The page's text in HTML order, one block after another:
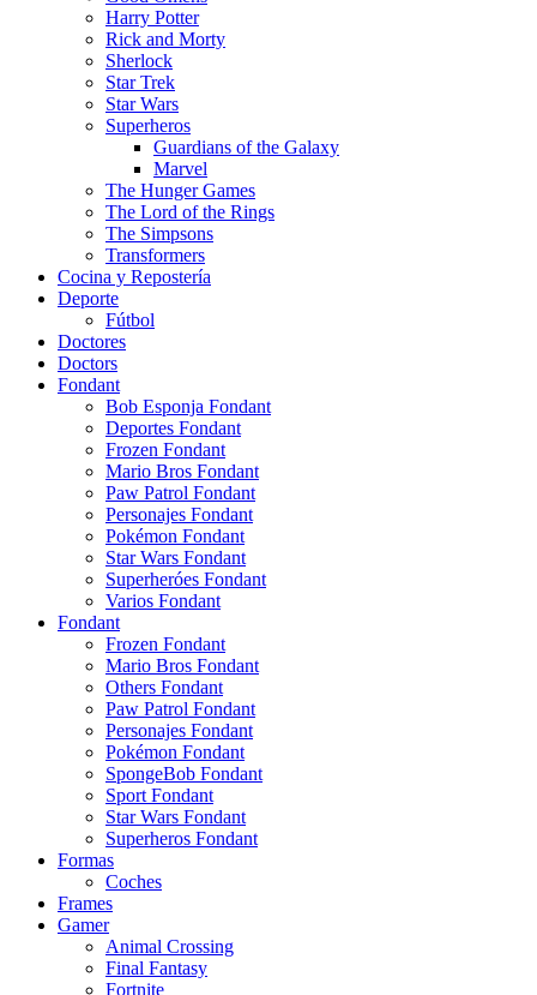
Harry Potter
Rick and Morty
Sherlock
Star Trek
Star Wars
Superheros
Guardians of the Galaxy
Marvel
The Hunger Games
The Lord of the Rings
The Simpsons
Transformers
Cocina y Repostería
Deporte
Fútbol
Doctores
Doctors
Fondant
Bob Esponja Fondant
Deportes Fondant
Frozen Fondant
Mario Bros Fondant
Paw Patrol Fondant
Personajes Fondant
Pokémon Fondant
Star Wars Fondant
Superheróes Fondant
Varios Fondant
Fondant
Frozen Fondant
Mario Bros Fondant
Others Fondant
Paw Patrol Fondant
Personajes Fondant
Pokémon Fondant
SpongeBob Fondant
Sport Fondant
Star Wars Fondant
Superheros Fondant
Formas
Coches
Frames
Gamer
Animal Crossing
Final Fantasy
Fortnite